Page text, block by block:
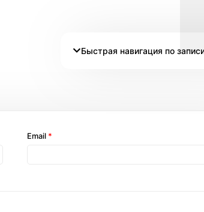
Быстрая навигация по
Email *